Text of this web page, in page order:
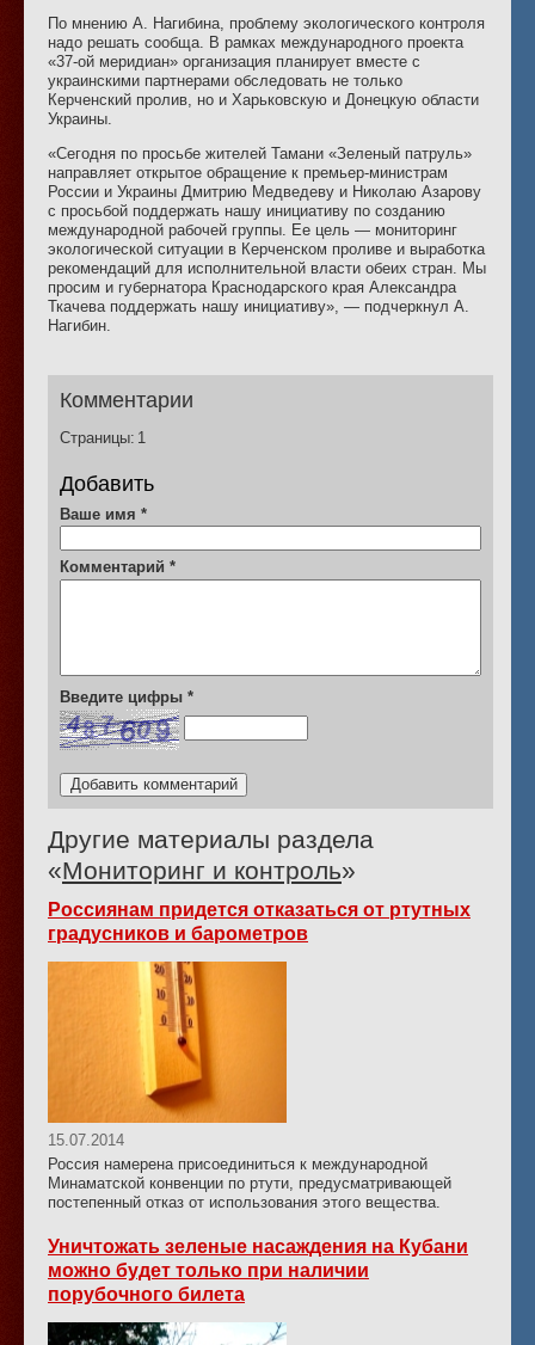
По мнению А. Нагибина, проблему экологического контроля
надо решать сообща. В рамках международного проекта
«37-ой меридиан» организация планирует вместе с
украинскими партнерами обследовать не только
Керченский пролив, но и Харьковскую и Донецкую области
Украины.
«Сегодня по просьбе жителей Тамани «Зеленый патруль»
направляет открытое обращение к премьер-министрам
России и Украины Дмитрию Медведеву и Николаю Азарову
с просьбой поддержать нашу инициативу по созданию
международной рабочей группы. Ее цель — мониторинг
экологической ситуации в Керченском проливе и выработка
рекомендаций для исполнительной власти обеих стран. Мы
просим и губернатора Краснодарского края Александра
Ткачева поддержать нашу инициативу», — подчеркнул А.
Нагибин.
Комментарии
Страницы: 1
Добавить
Ваше имя *
Комментарий *
Введите цифры *
Другие материалы раздела
«Мониторинг и контроль»
Россиянам придется отказаться от ртутных
градусников и барометров
15.07.2014
Россия намерена присоединиться к международной
Минаматской конвенции по ртути, предусматривающей
постепенный отказ от использования этого вещества.
Уничтожать зеленые насаждения на Кубани
можно будет только при наличии
порубочного билета